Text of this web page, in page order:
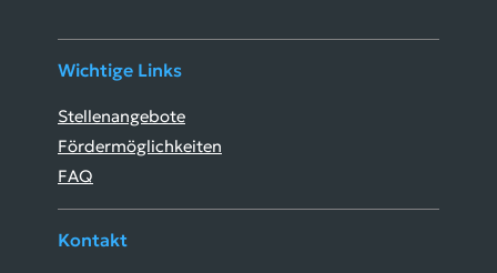
Wichtige Links
Stellenangebote
Fördermöglichkeiten
FAQ
Kontakt